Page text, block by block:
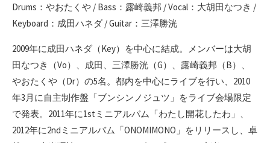
Drums：やおたくや / Bass：露崎義邦 / Vocal：大胡田なつき /
Keyboard：成田ハネダ / Guitar：三澤勝洸
2009年に成田ハネダ（Key）を中心に結成。メンバーは大胡
田なつき（Vo）、成田、三澤勝洸（G）、露崎義邦（B）、
やおたくや（Dr）の5名。都内を中心にライブを行い、2010
年3月に自主制作盤「ブンシンノジュツ」をライブ会場限定
で発表。2011年に1stミニアルバム「わたし開花したわ」、
2012年に2ndミニアルバム「ONOMIMONO」をリリースし、卓